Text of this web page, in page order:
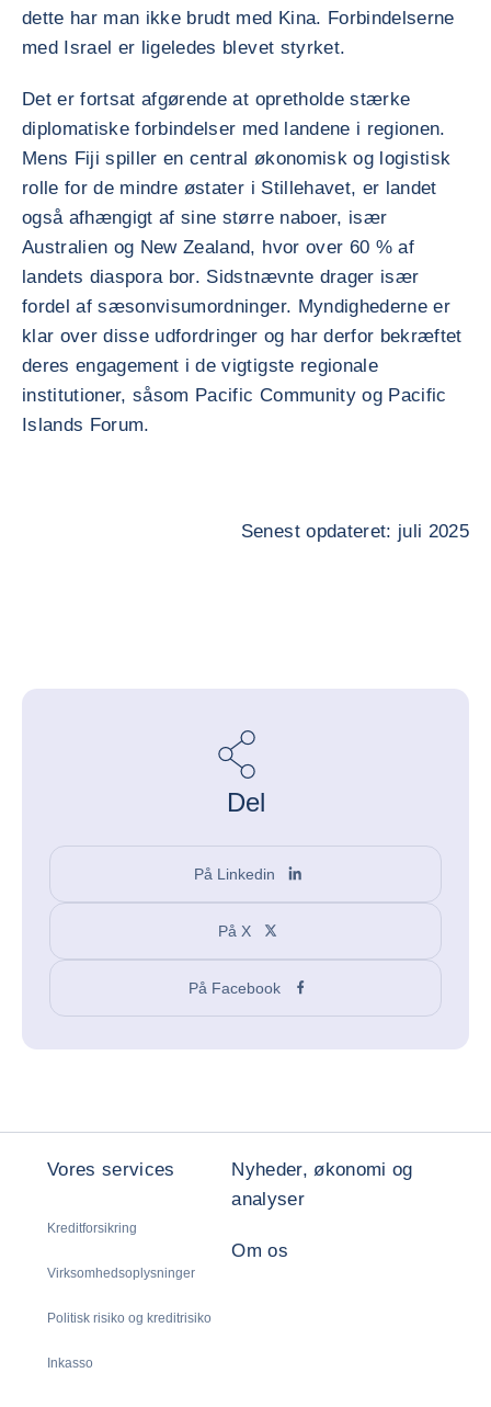
dette har man ikke brudt med Kina. Forbindelserne
med Israel er ligeledes blevet styrket.
Det er fortsat afgørende at opretholde stærke
diplomatiske forbindelser med landene i regionen.
Mens Fiji spiller en central økonomisk og logistisk
rolle for de mindre østater i Stillehavet, er landet
også afhængigt af sine større naboer, især
Australien og New Zealand, hvor over 60 % af
landets diaspora bor. Sidstnævnte drager især
fordel af sæsonvisumordninger. Myndighederne er
klar over disse udfordringer og har derfor bekræftet
deres engagement i de vigtigste regionale
institutioner, såsom Pacific Community og Pacific
Islands Forum.
Senest opdateret: juli 2025
Del
På Linkedin
På X
På Facebook
Vores services
Kreditforsikring
Virksomhedsoplysninger
Politisk risiko og kreditrisiko
Inkasso
Nyheder, økonomi og
analyser
Om os